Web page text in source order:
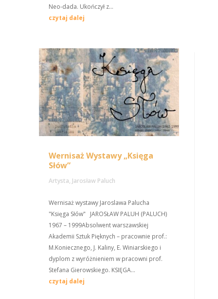
Neo-dada. Ukończył z...
czytaj dalej
Wernisaż Wystawy „Księga
Słów”
Artysta, Jarosław Paluch
Wernisaż wystawy Jaroslawa Palucha
"Księga Słów" JAROSŁAW PALUH (PALUCH)
1967 – 1999Absolwent warszawskiej
Akademii Sztuk Pięknych – pracownie prof.:
M.Koniecznego, J. Kaliny, E. Winiarskiego i
dyplom z wyróżnieniem w pracowni prof.
Stefana Gierowskiego. KSIĘGA...
czytaj dalej